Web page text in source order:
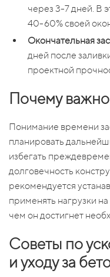
через 3-7 дней. В
40-60% своей
Окончательная
дней после
проектной
Почему
Понимание времени
планировать
избегать
долговечность
рекомендуется
применять нагрузки
чем он достигнет
Советы по
и уходу за